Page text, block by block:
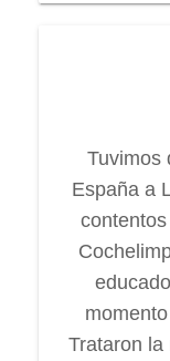
Tuvimos
España a
Trataron la